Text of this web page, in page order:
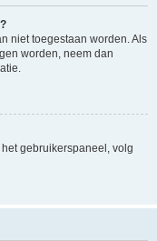
niet toegestaan worden. Als
worden, neem dan
gebruikerspaneel, volg